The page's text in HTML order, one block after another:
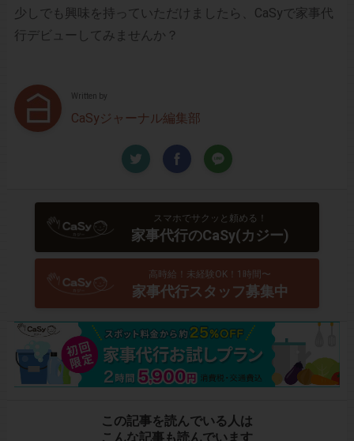
少しでも興味を持っていただけましたら、CaSyで家事代
行デビューしてみませんか？
Written by
CaSyジャーナル編集部
スマホでサクッと頼める！
家事代行のCaSy(カジー)
高時給！未経験OK！1時間〜
家事代行スタッフ募集中
この記事を読んでいる人は
こんな記事も読んでいます